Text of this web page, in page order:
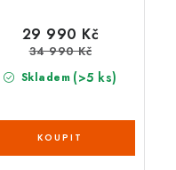
Skladem (>5 ks)
29 990 Kč
34 990 Kč